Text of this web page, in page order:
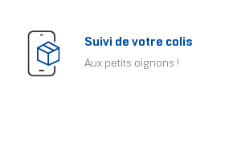
Suivi de votre colis
Aux petits oignons !